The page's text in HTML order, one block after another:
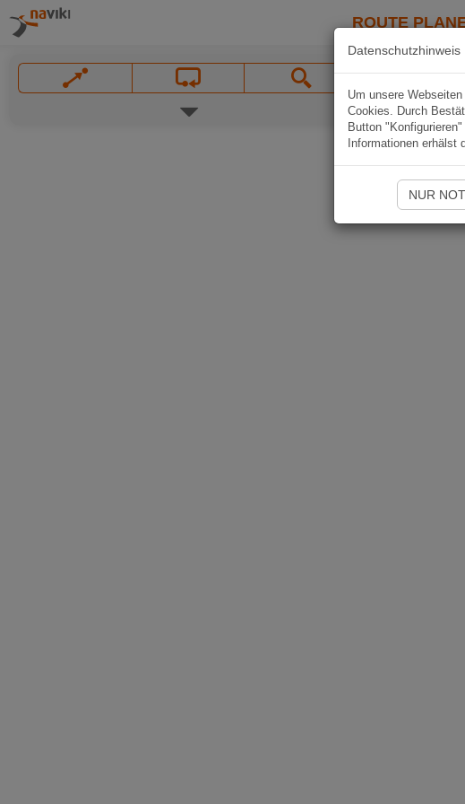
ROUTE
Datenschutzhinweis
Um unsere
Cookies. Durch
Button
Informationen erhälst
NUR